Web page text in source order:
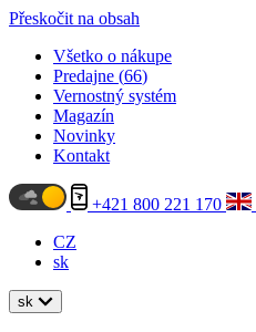
Přeskočit na obsah
Všetko o nákupe
Predajne (66)
Vernostný systém
Magazín
Novinky
Kontakt
+421 800 221 170
CZ
sk
sk